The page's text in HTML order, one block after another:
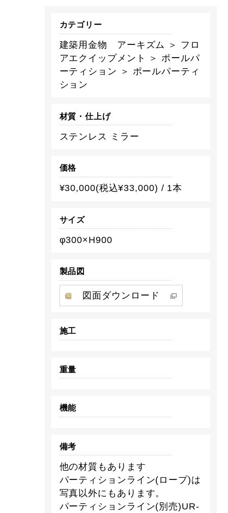
カテゴリー
建築用金物 アーキズム ＞ フロ
アエクイップメント ＞ ポールパ
ーティション ＞ ポールパーティ
ション
材質・仕上げ
ステンレス ミラー
価格
¥30,000(税込¥33,000) / 1本
サイズ
φ300×H900
製品図
図面ダウンロード
施工
重量
機能
備考
他の材質もあります
パーティションライン(ロープ)は
写真以外にもあります。
パーティションライン(別売)UR-